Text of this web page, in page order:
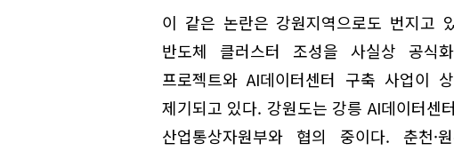
이 같은 논란은 강원지역으로도 번지고
반도체 클러스터 조성을 사실상 공식
프로젝트와 AI데이터센터 구축 사업이
제기되고 있다. 강원도는 강릉 AI데이터센
산업통상자원부와 협의 중이다. 춘천·